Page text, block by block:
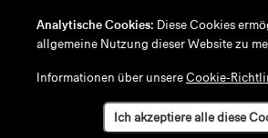
Cookie-Richtlinie
Analytische Cookies: Diese Cookies
allgemeine Nutzung dieser Website zu
Informationen über unsereCookie-
Ich akzeptiere alle diese